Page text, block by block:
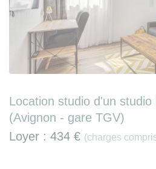
Location studio d'un studio
(Avignon - gare TGV)
Loyer : 434 € (charges